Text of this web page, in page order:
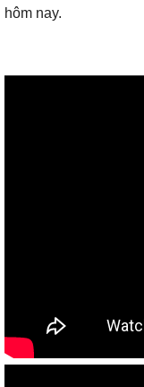
hôm nay.